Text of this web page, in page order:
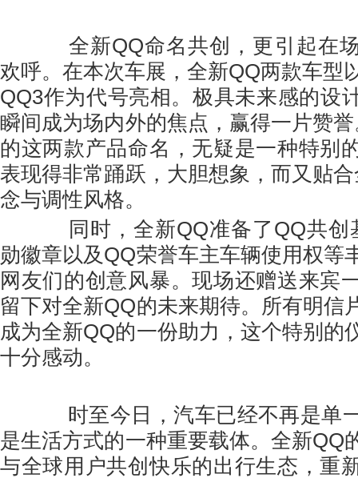
全新QQ命名共创，更引起在场
欢呼。在本次车展，全新QQ两款车型
QQ3作为代号亮相。极具未来感的设
瞬间成为场内外的焦点，赢得一片赞
的这两款产品命名，无疑是一种特别
表现得非常踊跃，大胆想象，而又贴
念与调性风格。
同时，全新QQ准备了QQ共创
勋徽章以及QQ荣誉车主车辆使用权等
网友们的创意风暴。现场还赠送来宾
留下对全新QQ的未来期待。所有明信
成为全新QQ的一份助力，这个特别的
十分感动。
时至今日，汽车已经不再是单
是生活方式的一种重要载体。全新QQ
与全球用户共创快乐的出行生态，重